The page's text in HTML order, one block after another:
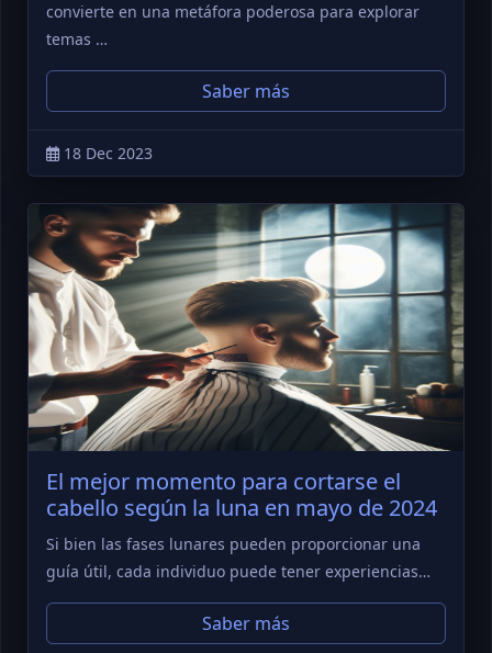
convierte en una metáfora poderosa para explorar
temas …
Saber más
18 Dec 2023
El mejor momento para cortarse el
cabello según la luna en mayo de 2024
Si bien las fases lunares pueden proporcionar una
guía útil, cada individuo puede tener experiencias…
Saber más